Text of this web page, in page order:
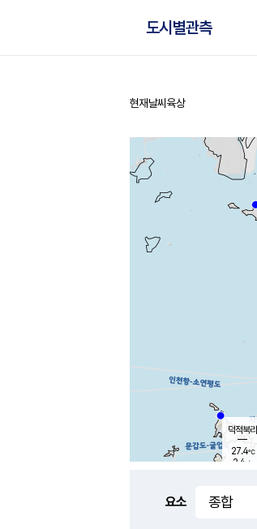
도시별관측
홈
현재날씨 육상
덕적북리
27.4℃
2.4 m/s
요소